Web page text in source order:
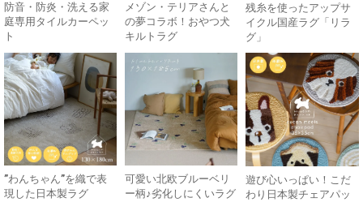
防音・防炎・洗える家
庭専用タイルカーペッ
ト
メゾン・テリアさんと
の夢コラボ！おやつ犬
キルトラグ
残糸を使ったアップサ
イクル国産ラグ「リラ
グ」
”わんちゃん”を織で表
現した日本製ラグ
可愛い北欧ブルーベリ
ー柄♪劣化しにくいラグ
遊び心いっぱい！こだ
わり日本製チェアパッ